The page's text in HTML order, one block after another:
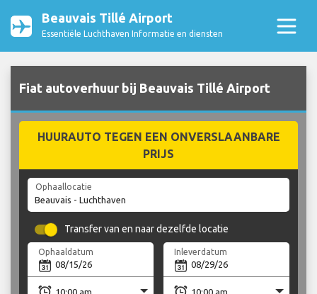
Beauvais Tillé Airport
Essentiële Luchthaven Informatie en diensten
Fiat autoverhuur bij Beauvais Tillé Airport
HUURAUTO TEGEN EEN ONVERSLAANBARE
PRIJS
Ophaallocatie
Transfer van en naar dezelfde locatie
Ophaaldatum Inleverdatum